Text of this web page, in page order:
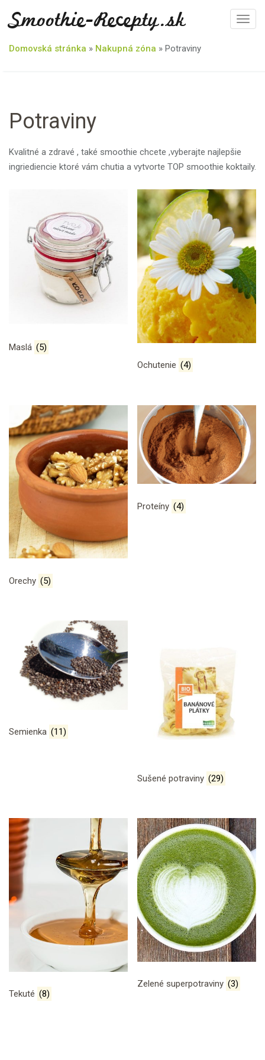
Smoothie-Recepty.sk
T
g
t
o
n
Domovská stránka » Nakupná zóna » Potraviny
Potraviny
Kvalitné a zdravé , také smoothie chcete ,vyberajte najlepšie
ingriediencie ktoré vám chutia a vytvorte TOP smoothie koktaily.
Maslá (5)
Ochutenie (4)
Orechy (5)
Proteíny (4)
Semienka (11)
Sušené potraviny (29)
Tekuté (8)
Zelené superpotraviny (3)